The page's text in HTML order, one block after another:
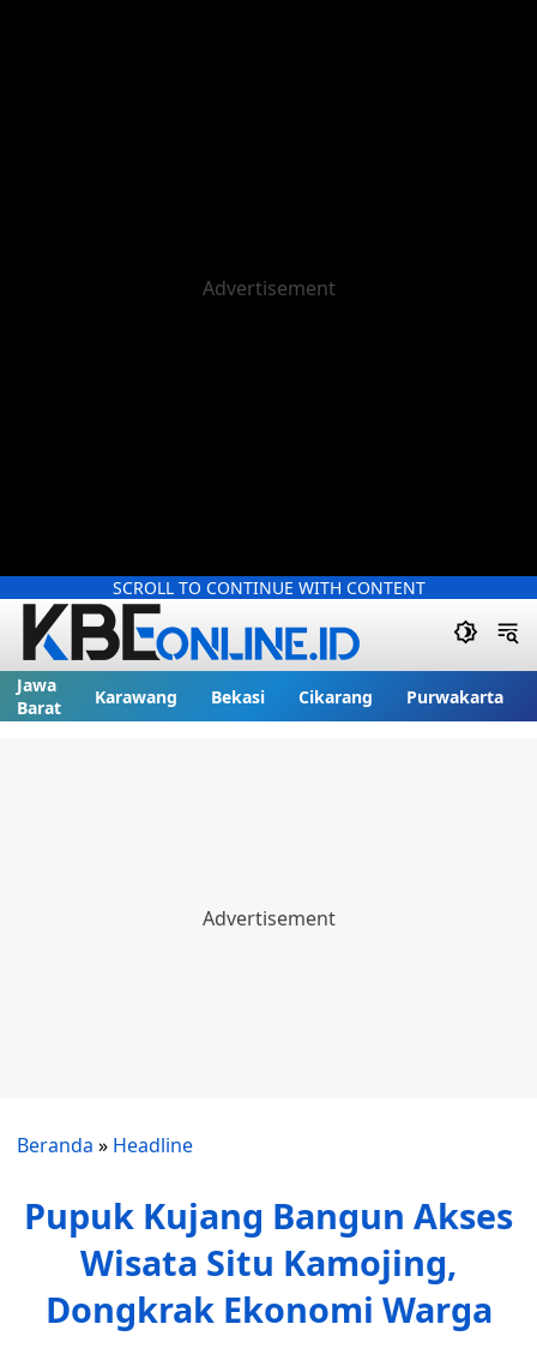
SCROLL TO CONTINUE WITH CONTENT
Jawa
Barat
Karawang Bekasi Cikarang Purwakarta
Beranda » Headline
Pupuk Kujang Bangun Akses
Wisata Situ Kamojing,
Dongkrak Ekonomi Warga